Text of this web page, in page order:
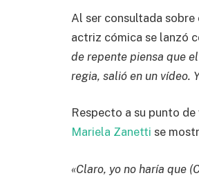
Al ser consultada sobre
actriz cómica se lanzó
de repente piensa que
regia, salió en un vídeo.
Respecto a su punto de
Mariela Zanetti se
«Claro, yo no haría que